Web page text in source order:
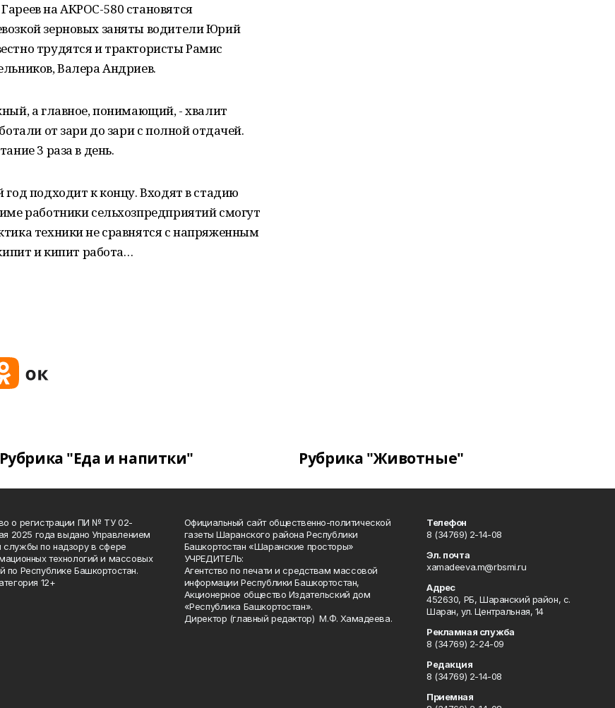
на АКРОС-580 становятся
зерновых заняты водители Юрий
трудятся и трактористы Рамис
Валера Андриев.
а главное, понимающий, - хвалит
от зари до зари с полной отдачей.
3 раза в день.
год подходит к концу. Входят в стадию
работники сельхозпредприятий смогут
техники не сравнятся с напряженным
и кипит работа…
Рубрика "Еда и напитки" Рубрика "Животные"
о регистрации ПИ № ТУ 02-
2025 года выдано Управлением
по надзору в сфере
технологий и массовых
по Республике Башкортостан.
12+
Официальный сайт общественно-политической
газеты Шаранского района Республики
Башкортостан «Шаранские просторы»
УЧРЕДИТЕЛЬ:
Агентство по печати и средствам массовой
информации Республики Башкортостан,
Акционерное общество Издательский дом
«Республика Башкортостан».
Директор (главный редактор) М.Ф. Хамадеева.
Телефон
8 (34769) 2-14-08
Эл. почта
xamadeeva.m@rbsmi.ru
Адрес
452630, РБ, Шаранский район, с.
Шаран, ул. Центральная, 14
Рекламная служба
8 (34769) 2-24-09
Редакция
8 (34769) 2-14-08
Приемная